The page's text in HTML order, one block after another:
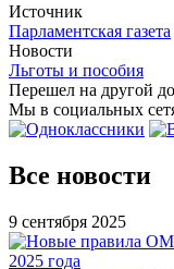
Источник
Парламентская газета
Новости
Льготы и пособия
Перешел на другой
Мы в социальных
Все новости
9 сентября 2025